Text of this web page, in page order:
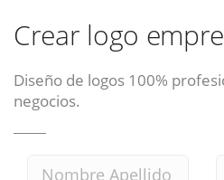
Crear logo
Diseño de logos 100%
negocios.